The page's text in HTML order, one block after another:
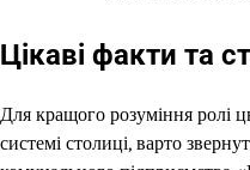
Цікаві факти та
Для кращого розуміння ролі
системі столиці, варто